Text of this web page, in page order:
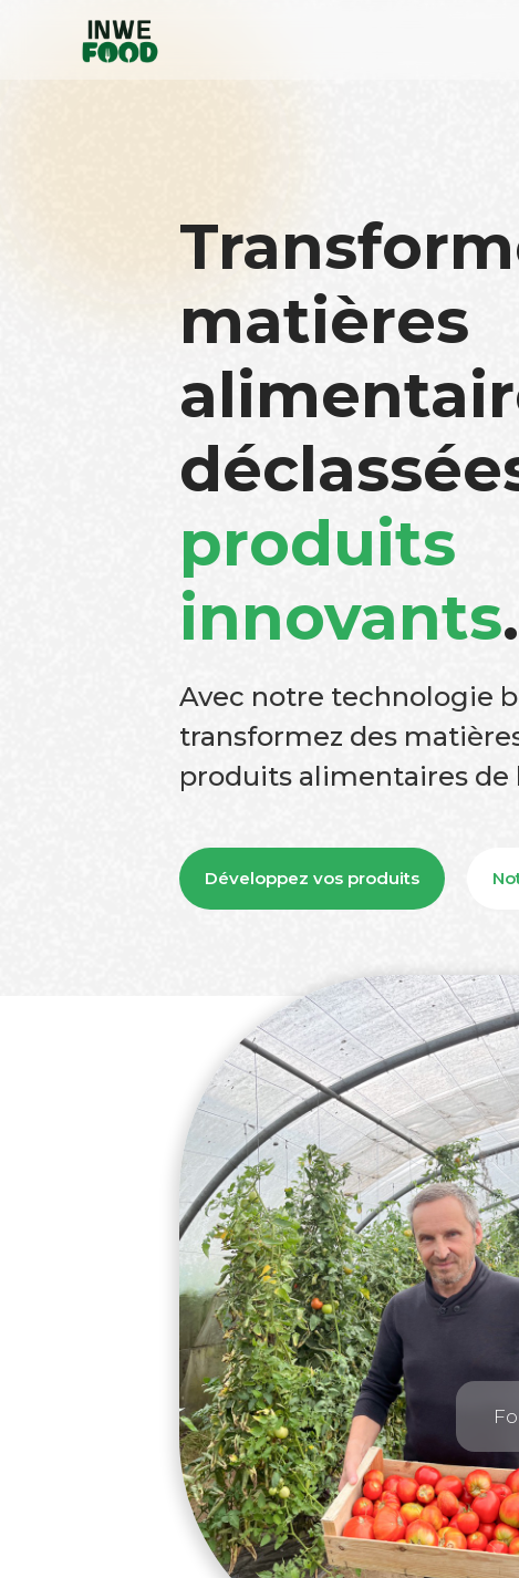
matières
produits
innovants.
Avec notre technologie
transformez des
produits alimentaires de
Développez vos produits